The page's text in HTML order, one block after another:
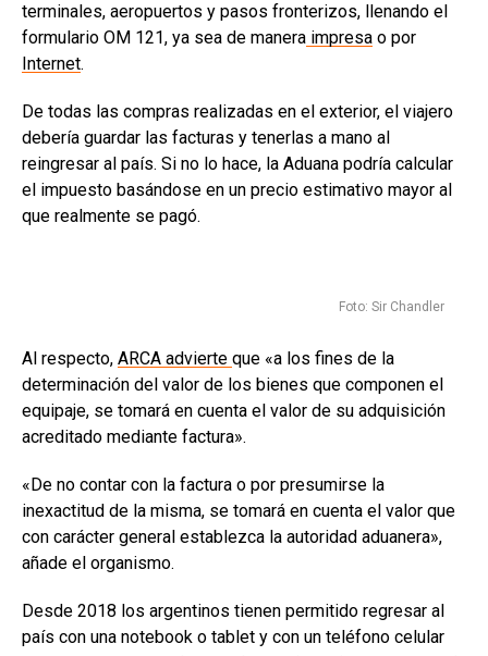
terminales, aeropuertos y pasos fronterizos, llenando el
formulario OM 121, ya sea de manera impresa o por
Internet.
De todas las compras realizadas en el exterior, el viajero
debería guardar las facturas y tenerlas a mano al
reingresar al país. Si no lo hace, la Aduana podría calcular
el impuesto basándose en un precio estimativo mayor al
que realmente se pagó.
Foto: Sir Chandler
Al respecto, ARCA advierte que «a los fines de la
determinación del valor de los bienes que componen el
equipaje, se tomará en cuenta el valor de su adquisición
acreditado mediante factura».
«De no contar con la factura o por presumirse la
inexactitud de la misma, se tomará en cuenta el valor que
con carácter general establezca la autoridad aduanera»,
añade el organismo.
Desde 2018 los argentinos tienen permitido regresar al
país con una notebook o tablet y con un teléfono celular